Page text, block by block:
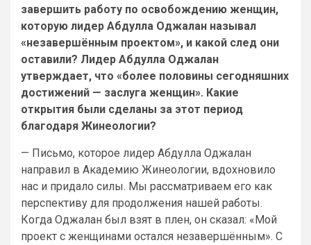
завершить работу по освобождению женщин,
которую лидер Абдулла Оджалан называл
«незавершённым проектом», и какой след они
оставили? Лидер Абдулла Оджалан
утверждает, что «более половины сегодняшних
достижений — заслуга женщин». Какие
открытия были сделаны за этот период
благодаря Жинеологии?
— Письмо, которое лидер Абдулла Оджалан
направил в Академию Жинеологии, вдохновило
нас и придало силы. Мы рассматриваем его как
перспективу для продолжения нашей работы.
Когда Оджалан был взят в плен, он сказал: «Мой
проект с женщинами остался незавершённым». С